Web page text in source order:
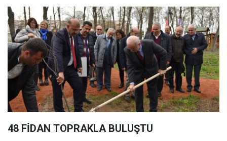
48 FİDAN TOPRAKLA BULUŞTU